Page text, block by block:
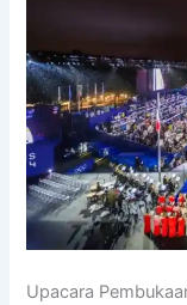
Upacara